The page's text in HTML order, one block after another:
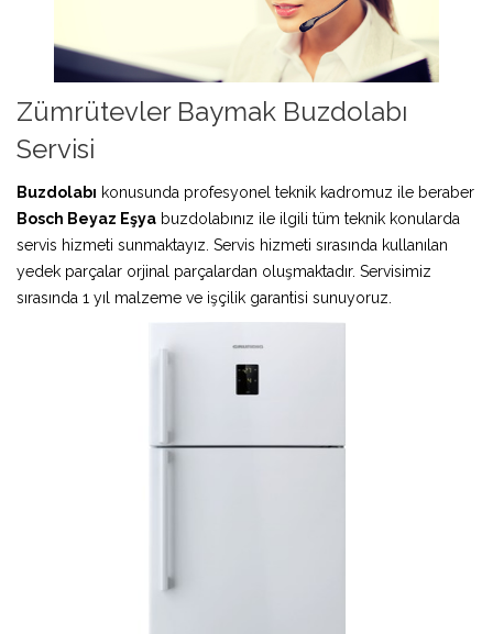
Zümrütevler Baymak Buzdolabı
Servisi
Buzdolabı konusunda profesyonel teknik kadromuz ile beraber
Bosch Beyaz Eşya buzdolabınız ile ilgili tüm teknik konularda
servis hizmeti sunmaktayız. Servis hizmeti sırasında kullanılan
yedek parçalar orjinal parçalardan oluşmaktadır. Servisimiz
sırasında 1 yıl malzeme ve işçilik garantisi sunuyoruz.